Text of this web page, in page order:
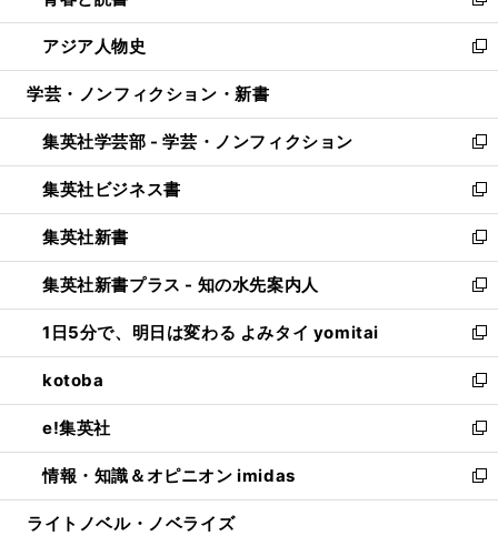
開
く
ウ
で
開
ン
ド
ウ
開
く
ウ
ィ
ン
ウ
で
開
く
し
い
ウ
ン
ド
ウ
で
開
く
アジア人物史
新
し
ウ
ィ
ン
ド
ウ
で
開
く
学芸・ノンフィクション・新書
集英社学芸部 - 学芸・ノンフィクション
新
し
い
ウ
ィ
ン
ド
ウ
で
開
く
集英社ビジネス書
新
し
い
ウ
ィ
ン
ド
ウ
で
開
く
集英社新書
新
し
い
ウ
ィ
ン
ド
ウ
で
開
く
集英社新書プラス - 知の水先案内人
新
し
い
ウ
ィ
ン
ド
ウ
で
開
1日5分で、明日は変わる よみタイ yomitai
新
し
い
ウ
ィ
ン
ド
ウ
kotoba
新
し
い
ウ
ィ
ン
e!集英社
新
し
い
ウ
情報・知識＆オピニオン imidas
新
し
ライトノベル・ノベライズ